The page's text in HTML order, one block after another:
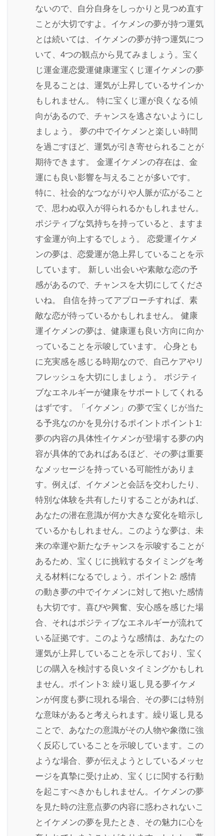
ないので、自分自身をしっかりと見つめ直す
ことが大切ですよ。イケメンの夢が持つ運気
とは続いては、イケメンの夢が持つ運気につ
いて、4つの観点から見てみましょう。宝く
じ運金運恋愛運健康運宝くじ運イケメンの夢
を見ることは、運気が上昇しているサインか
もしれません。 特に宝くじ運が良くなる傾
向があるので、チャンスを逃さないようにし
ましょう。 夢の中でイケメンと楽しい時間
を過ごすほど、運気が引き寄せられることが
期待できます。 金運イケメンの存在は、金
運にも良い影響を与えることが多いです。
特に、社会的なつながりや人脈が広がること
で、思わぬ収入が得られるかもしれません。
ポジティブな気持ちを持っていると、ますま
す金運が向上するでしょう。 恋愛運イケメ
ンの夢は、恋愛運が急上昇していることを示
しています。 新しい出会いや素敵な恋の予
感があるので、チャンスを大切にしてくださ
いね。 自信を持ってアプローチすれば、素
敵な恋が待っているかもしれません。 健康
運イケメンの夢は、健康運も良い方向に向か
っていることを示唆しています。 心身とも
に充実感を感じる時期なので、自己ケアやリ
フレッシュを大切にしましょう。 ポジティ
ブなエネルギーが健康をサポートしてくれる
はずです。「イケメン」の夢で宝くじが当た
る予兆なのかを見分けるポイントポイント1:
夢の内容の具体性イケメンが登場する夢の内
容が具体的であればあるほど、その夢は重要
なメッセージを持っている可能性がありま
す。例えば、イケメンと会話を交わしたり、
特別な体験を共有したりすることがあれば、
あなたの潜在意識が何か大きな変化を暗示し
ているかもしれません。このような夢は、未
来の幸運や新たなチャンスを示唆することが
あるため、宝くじに挑戦するタイミングを考
える材料になるでしょう。ポイント2: 感情
の動き夢の中でイケメンに対して抱いた感情
も大切です。喜びや興奮、安心感を感じた場
合、それはポジティブなエネルギーが流れて
いる証拠です。このような感情は、あなたの
運気が上昇していることを示しており、宝く
じの購入を検討する良いタイミングかもしれ
ません。ポイント3: 繰り返し見る夢イケメ
ンが何度も夢に現れる場合、その夢には特別
な意味があると考えられます。繰り返し見る
ことで、あなたの意識がその人物や象徴に強
く反応していることを示唆しています。この
ような場合、夢が伝えようとしているメッセ
ージを真摯に受け止め、宝くじに関する行動
を起こすべきかもしれません。イケメンの夢
を見た時の注意点夢の内容に惑わされないこ
とイケメンの夢を見たとき、その魅力に心を